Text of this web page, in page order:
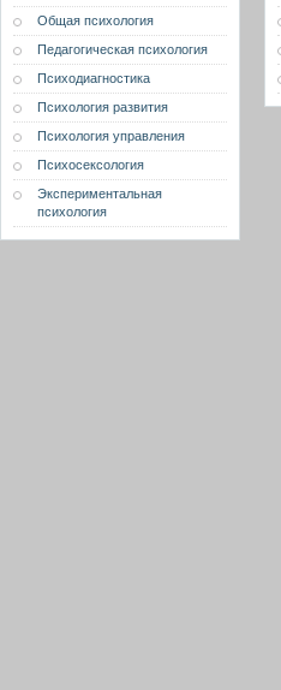
Общая психология
Педагогическая психология
Психодиагностика
Психология развития
Психология управления
Психосексология
Экспериментальная
психология